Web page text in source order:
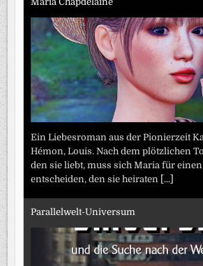
Ein Liebesroman aus der Pionierzeit
Hémon, Louis. Nach dem plötzlichen
den sie liebt, muss sich Maria für
entscheiden, den sie heiraten [...]
Parallelwelt-Universum